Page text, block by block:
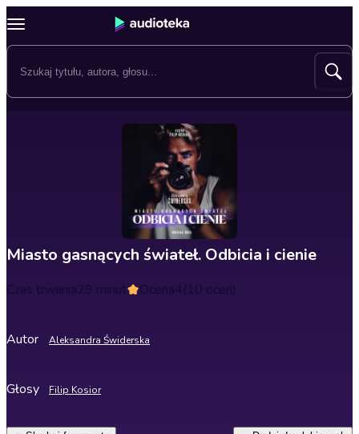
Miasto gasnących świateł. Odbicia i cienie
Czas trwania29 minut Ocena4(10 ocen)
Autor Aleksandra Świderska
Głosy Filip Kosior